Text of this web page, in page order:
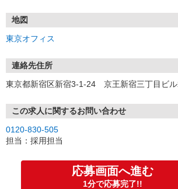
地図
東京オフィス
連絡先住所
東京都新宿区新宿3-1-24 京王新宿三丁目ビ
この求人に関するお問い合わせ
0120-830-505
担当：採用担当
応募画面へ進む
1分で応募完了!!